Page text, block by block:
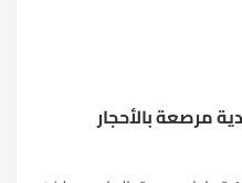
مرصعة بالأحجار